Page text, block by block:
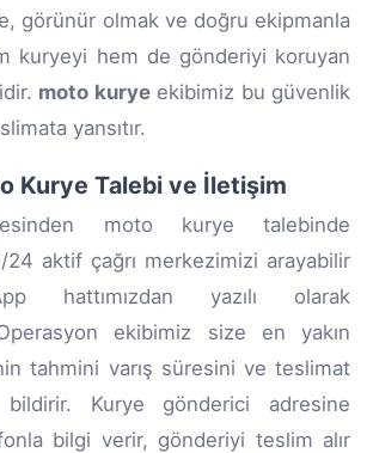
görünür olmak ve doğru ekipmanla
kuryeyi hem de gönderiyi koruyan
moto kuryeekibimiz bu güvenlik
yansıtır.
Kurye Talebi ve İletişim
moto kurye talebinde
aktif çağrı merkezimizi arayabilir
hattımızdan yazılı olarak
ekibimiz size en yakın
tahmini varış süresini ve teslimat
bildirir. Kurye gönderici adresine
bilgi verir, gönderiyi teslim alır